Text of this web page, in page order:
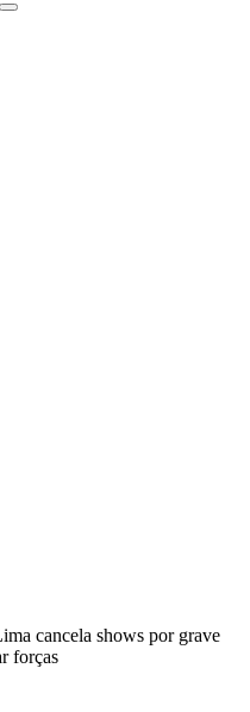
Procurar
cancela shows por grave
forças